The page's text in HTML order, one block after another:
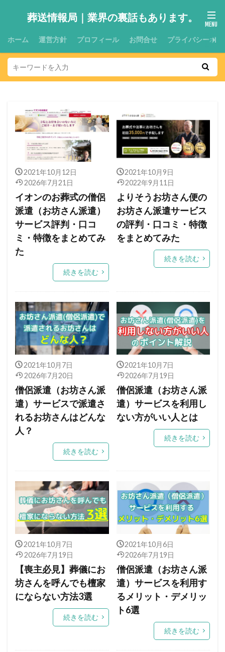
葬送情報局｜業界の裏話もあります。
ホーム 運営方針 プロフィール お問合せ プライバシーポ
2021年10月12日
2026年7月21日
イオンのお葬式の僧侶
派遣（お坊さん派遣）
サービス評判・口コ
ミ・特徴をまとめてみ
た
続きを読む
2021年10月9日
2022年9月11日
よりそうお坊さん便の
お坊さん派遣サービス
の評判・口コミ・特徴
をまとめてみた
続きを読む
2021年10月7日
2026年7月20日
僧侶派遣（お坊さん派
遣）サービスで派遣さ
れるお坊さんはどんな
人？
続きを読む
2021年10月7日
2026年7月19日
僧侶派遣（お坊さん派
遣）サービスを利用し
ない方がいい人とは
続きを読む
2021年10月7日
2026年7月19日
【喪主必見】葬儀にお
坊さんを呼んでも檀家
にならない方法3選
続きを読む
2021年10月6日
2026年7月19日
僧侶派遣（お坊さん派
遣）サービスを利用す
るメリット・デメリッ
ト6選
続きを読む